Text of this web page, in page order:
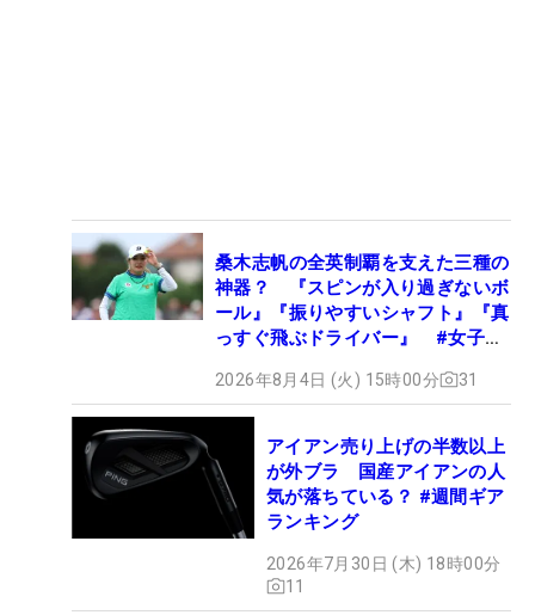
桑木志帆の全英制覇を支えた三種の
神器？ 『スピンが入り過ぎないボ
ール』『振りやすいシャフト』『真
っすぐ飛ぶドライバー』 #女子プ
2026年8月4日 (火) 15時00分 31
アイアン売り上げの半数以上
が外ブラ 国産アイアンの人
気が落ちている？ #週間ギア
ランキング
2026年7月30日 (木) 18時00分
11